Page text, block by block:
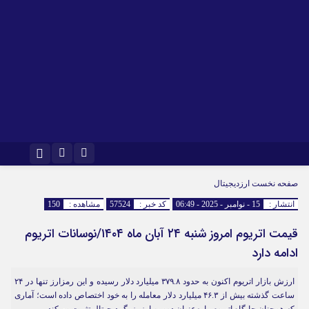
اینستاگرام
صفحه نخست ارزدیجیتال
انتشار : 15 - نوامبر - 2025 - 06:49 کد خبر : 57524 مشاهده : 150
قیمت اتریوم امروز شنبه ۲۴ آبان ماه ۱۴۰۴/نوسانات اتریوم
ادامه دارد
ارزش بازار اتریوم اکنون به حدود ۳۷۹.۸ میلیارد دلار رسیده و این رمزارز تنها در ۲۴
ساعت گذشته بیش از ۴۶.۳ میلیارد دلار معامله را به خود اختصاص داده است؛ آماری